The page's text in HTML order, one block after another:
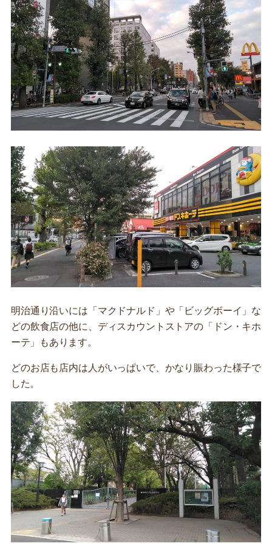
明治通り沿いには「マクドナルド」や「ビッグボーイ」な
どの飲食店の他に、ディスカウントストアの「ドン・キホ
ーテ」もあります。
どのお店も店内は人がいっぱいで、かなり賑わった様子で
した。